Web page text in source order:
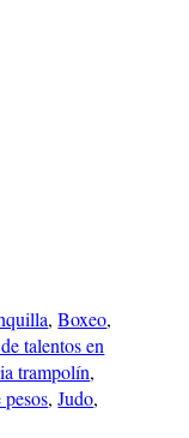
, Boxeo
talentos en
trampolín
, Judo